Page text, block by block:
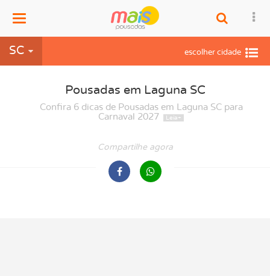
Menu
SC
Pousadas em Laguna SC
Confira 6 dicas de Pousadas em Laguna SC para
Carnaval 2027
Compartilhe agora